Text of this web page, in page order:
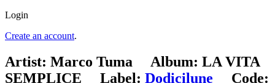
Login
Create an account.
Artist: Marco Tuma Album: LA VITA
SEMPLICE Label: Dodicilune
Code: